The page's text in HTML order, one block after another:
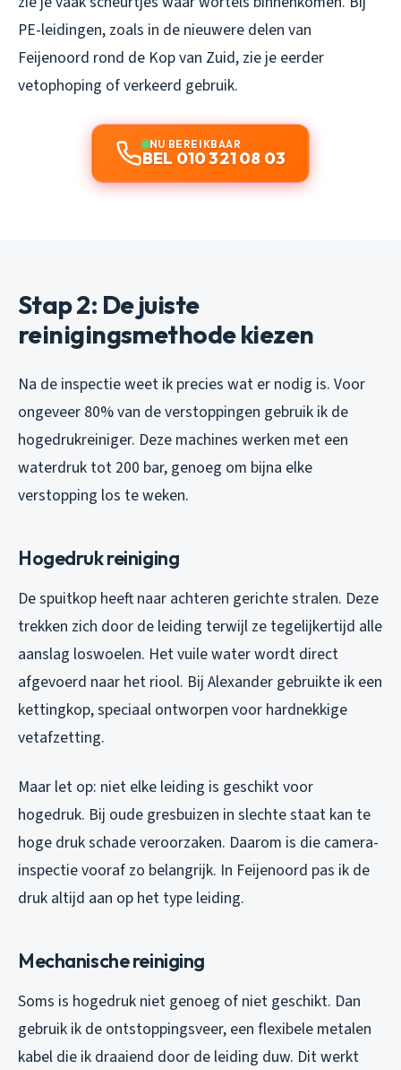
PE-leidingen, zoals in de nieuwere delen van
Feijenoord rond de Kop van Zuid, zie je eerder
vetophoping of verkeerd gebruik.
NU BEREIKBAAR
BEL 010 321 08 03
Stap 2: De juiste
reinigingsmethode kiezen
Na de inspectie weet ik precies wat er nodig is. Voor
ongeveer 80% van de verstoppingen gebruik ik de
hogedrukreiniger. Deze machines werken met een
waterdruk tot 200 bar, genoeg om bijna elke
verstopping los te weken.
Hogedruk reiniging
De spuitkop heeft naar achteren gerichte stralen. Deze
trekken zich door de leiding terwijl ze tegelijkertijd alle
aanslag loswoelen. Het vuile water wordt direct
afgevoerd naar het riool. Bij Alexander gebruikte ik een
kettingkop, speciaal ontworpen voor hardnekkige
vetafzetting.
Maar let op: niet elke leiding is geschikt voor
hogedruk. Bij oude gresbuizen in slechte staat kan te
hoge druk schade veroorzaken. Daarom is die camera-
inspectie vooraf zo belangrijk. In Feijenoord pas ik de
druk altijd aan op het type leiding.
Mechanische reiniging
Soms is hogedruk niet genoeg of niet geschikt. Dan
gebruik ik de ontstoppingsveer, een flexibele metalen
kabel die ik draaiend door de leiding duw. Dit werkt